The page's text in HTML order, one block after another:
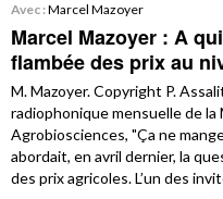
Avec :Marcel Mazoyer
Marcel Mazoyer : A
flambée des prix au
M. Mazoyer. Copyright P.
radiophonique mensuelle de la
Agrobiosciences, "Ça ne
abordait, en avril dernier, la
des prix agricoles. L’un des